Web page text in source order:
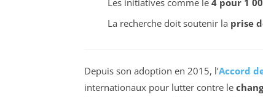
La recherche doit soutenir la prise
Depuis son adoption en 2015, l’Accord
internationaux pour lutter contre le